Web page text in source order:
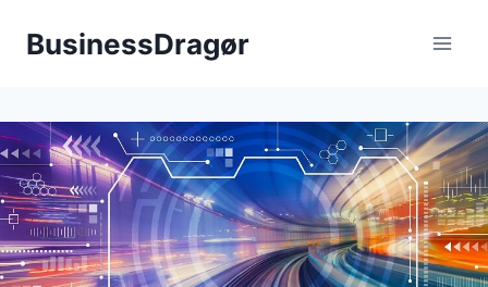
BusinessDragør